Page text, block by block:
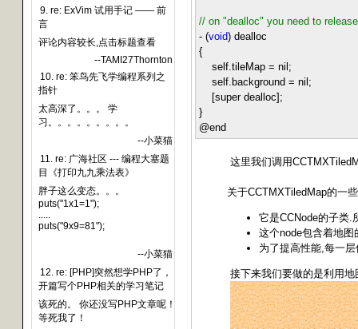
9. re: ExVim 试用手记 —— 前
言
评论内容较长,点击标题查看
--TAMI27Thornton
10. re: 笨鸟先飞学编程系列之
指针
太高深了。。。 学
习。。。。。。。。。
--小菜猫
11. re: 广海社区 --- 编程大塞题
目《打印九九乘法表》
胖子这么变态。。。
puts("1x1=1");
.....
puts("9x9=81");
--小菜猫
12. re: [PHP]突然想学PHP了，
开篇写个PHP相关的学习笔记
该死的。 你还没写PHP文章呢！
等死我了！
// on "dealloc" you need to
- (void) dealloc
{
self.tileMap = nil;
self.background = nil;
[super dealloc];
}
@end
这里我们调用
关于CCTMXTiledMap的一些
它是CCNode的子类.
这个node包含着地
为了提高性能,每一
接下来我们要做的是利用地图